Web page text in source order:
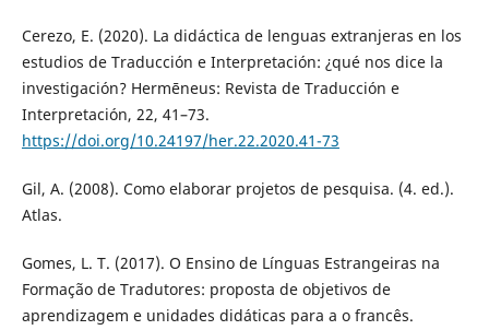
Cerezo, E. (2020). La didáctica de lenguas extranjeras en los
estudios de Traducción e Interpretación: ¿qué nos dice la
investigación? Hermēneus: Revista de Traducción e
Interpretación, 22, 41–73.
https://doi.org/10.24197/her.22.2020.41-73
Gil, A. (2008). Como elaborar projetos de pesquisa. (4. ed.).
Atlas.
Gomes, L. T. (2017). O Ensino de Línguas Estrangeiras na
Formação de Tradutores: proposta de objetivos de
aprendizagem e unidades didáticas para a o francês.